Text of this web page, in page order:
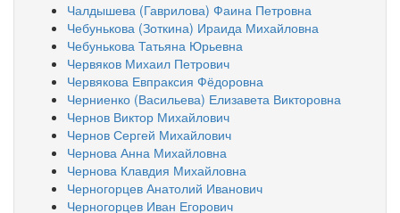
Чалдышева (Гаврилова) Фаина Петровна
Чебунькова (Зоткина) Ираида Михайловна
Чебунькова Татьяна Юрьевна
Червяков Михаил Петрович
Червякова Евпраксия Фёдоровна
Черниенко (Васильева) Елизавета Викторовна
Чернов Виктор Михайлович
Чернов Сергей Михайлович
Чернова Анна Михайловна
Чернова Клавдия Михайловна
Черногорцев Анатолий Иванович
Черногорцев Иван Егорович